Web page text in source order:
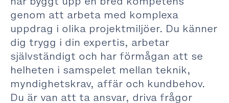
genom att arbeta med komplexa
uppdrag i olika projektmiljöer. Du känner
dig trygg i din expertis, arbetar
självständigt och har förmågan att se
helheten i samspelet mellan teknik,
myndighetskrav, affär och kundbehov.
Du är van att ta ansvar, driva frågor